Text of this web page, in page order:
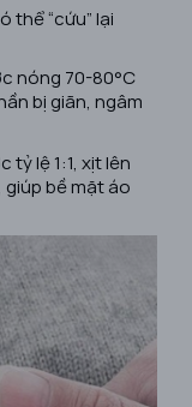
thể “cứu” lại
nóng 70-80°C
bị giãn, ngâm
tỷ lệ 1:1, xịt lên
giúp bề mặt áo